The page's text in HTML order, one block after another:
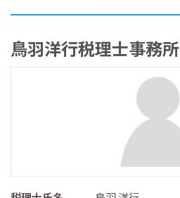
鳥羽洋行税理士事務所